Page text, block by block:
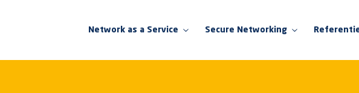
Network as a Service Secure Networking